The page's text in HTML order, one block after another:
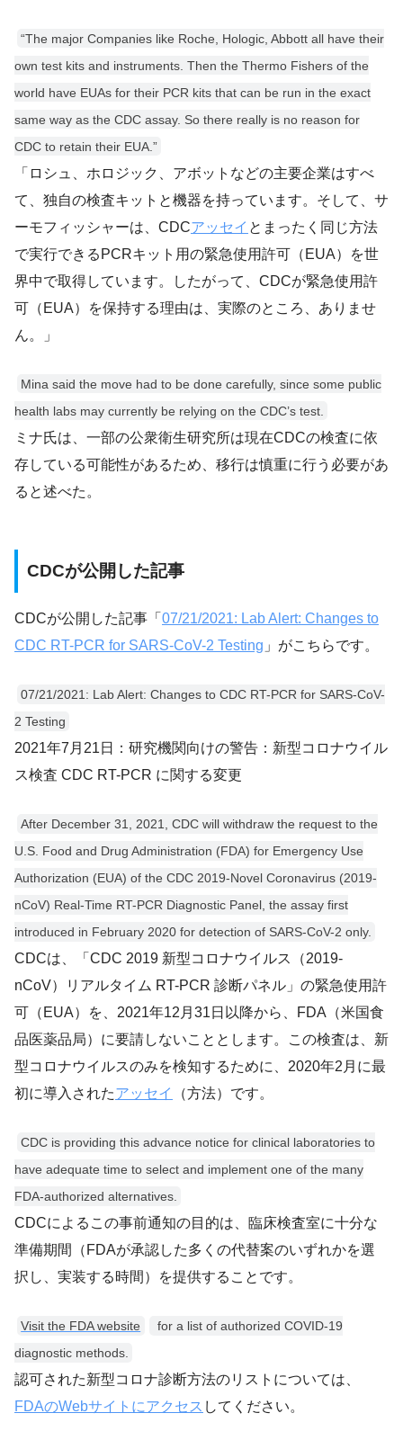
“The major Companies like Roche, Hologic, Abbott all have their
own test kits and instruments. Then the Thermo Fishers of the
world have EUAs for their PCR kits that can be run in the exact
same way as the CDC assay. So there really is no reason for
CDC to retain their EUA.”
「ロシュ、ホロジック、アボットなどの主要企業はすべ
て、独自の検査キットと機器を持っています。そして、サ
ーモフィッシャーは、CDCアッセイ とまったく同じ方法
で実行できるPCRキット用の緊急使用許可（EUA）を世
界中で取得しています。したがって、CDCが緊急使用許
可（EUA）を保持する理由は、実際のところ、ありませ
ん。」
Mina said the move had to be done carefully, since some public
health labs may currently be relying on the CDC’s test.
ミナ氏は、一部の公衆衛生研究所は現在CDCの検査に依
存している可能性があるため、移行は慎重に行う必要があ
ると述べた。
CDCが公開した記事
CDCが公開した記事「 07/21/2021: Lab Alert: Changes to
CDC RT-PCR for SARS-CoV-2 Testing 」がこちらです。
07/21/2021: Lab Alert: Changes to CDC RT-PCR for SARS-CoV-
2 Testing
2021年7月21日：研究機関向けの警告：新型コロナウイル
ス検査 CDC RT-PCR に関する変更
After December 31, 2021, CDC will withdraw the request to the
U.S. Food and Drug Administration (FDA) for Emergency Use
Authorization (EUA) of the CDC 2019-Novel Coronavirus (2019-
nCoV) Real-Time RT-PCR Diagnostic Panel, the assay first
introduced in February 2020 for detection of SARS-CoV-2 only.
CDCは、「CDC 2019 新型コロナウイルス（2019-
nCoV）リアルタイム RT-PCR 診断パネル」の緊急使用許
可（EUA）を、2021年12月31日以降から、FDA（米国食
品医薬品局）に要請しないこととします。この検査は、新
型コロナウイルスのみを検知するために、2020年2月に最
初に導入されたアッセイ （方法）です。
CDC is providing this advance notice for clinical laboratories to
have adequate time to select and implement one of the many
FDA-authorized alternatives.
CDCによるこの事前通知の目的は、臨床検査室に十分な
準備期間（FDAが承認した多くの代替案のいずれかを選
択し、実装する時間）を提供することです。
Visit the FDA website
for a list of authorized COVID-19
diagnostic methods.
認可された新型コロナ診断方法のリストについては、
FDAのWebサイトにアクセス してください。